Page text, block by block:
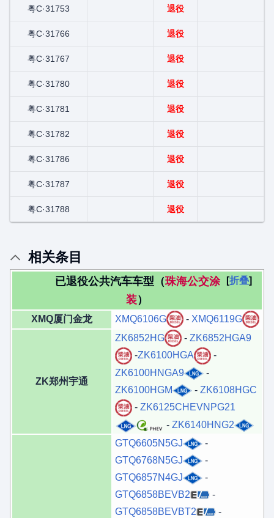
粤C·31753 退役
粤C·31766 退役
粤C·31767 退役
粤C·31780 退役
粤C·31781 退役
粤C·31782 退役
粤C·31786 退役
粤C·31787 退役
粤C·31788 退役
相关条目
折叠
已退役公共汽车车型（珠海公交涂
装）
XMQ厦门金龙 XMQ6106G - XMQ6119G
ZK郑州宇通
ZK6852HG - ZK6852HGA9
-ZK6100HGA
-
ZK6100HNGA9
-
ZK6100HGM
- ZK6108HGC
- ZK6125CHEVNPG21
- ZK6140HNG2
GTQ6605N5GJ
-
GTQ6768N5GJ
-
GTQ6857N4GJ
-
GTQ6858BEVB2
-
GTQ6858BEVBT2
-